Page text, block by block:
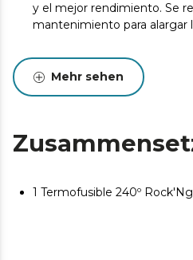
y el mejor rendimiento. Se
mantenimiento para alargar
Mehr sehen
1 Termofusible 240º